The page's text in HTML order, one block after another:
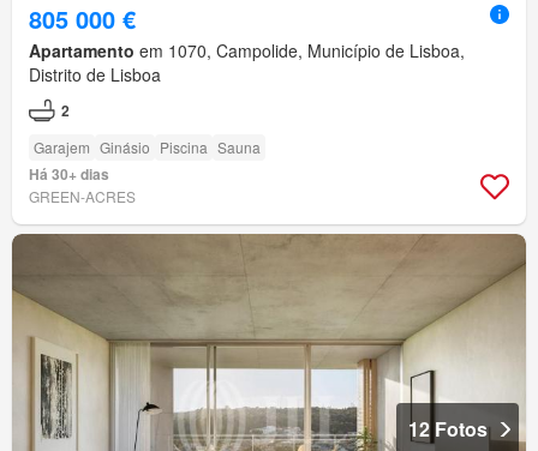
805 000 €
Apartamento em 1070, Campolide, Município de Lisboa,
Distrito de Lisboa
2
Garajem Ginásio Piscina Sauna
Há 30+ dias
GREEN-ACRES
12 Fotos